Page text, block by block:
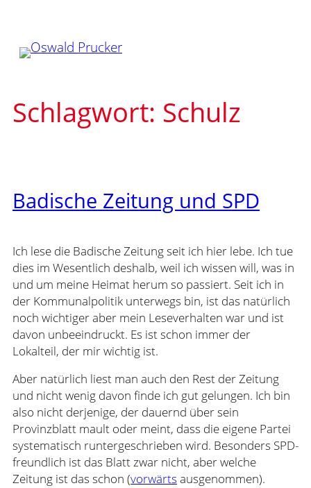
springen
Schlagwort: Schulz
Badische Zeitung und SPD
Ich lese die Badische Zeitung seit ich hier lebe. Ich tue
dies im Wesentlich deshalb, weil ich wissen will, was in
und um meine Heimat herum so passiert. Seit ich in
der Kommunalpolitik unterwegs bin, ist das natürlich
noch wichtiger aber mein Leseverhalten war und ist
davon unbeeindruckt. Es ist schon immer der
Lokalteil, der mir wichtig ist.
Aber natürlich liest man auch den Rest der Zeitung
und nicht wenig davon finde ich gut gelungen. Ich bin
also nicht derjenige, der dauernd über sein
Provinzblatt mault oder meint, dass die eigene Partei
systematisch runtergeschrieben wird. Besonders SPD-
freundlich ist das Blatt zwar nicht, aber welche
Zeitung ist das schon (vorwärts ausgenommen).